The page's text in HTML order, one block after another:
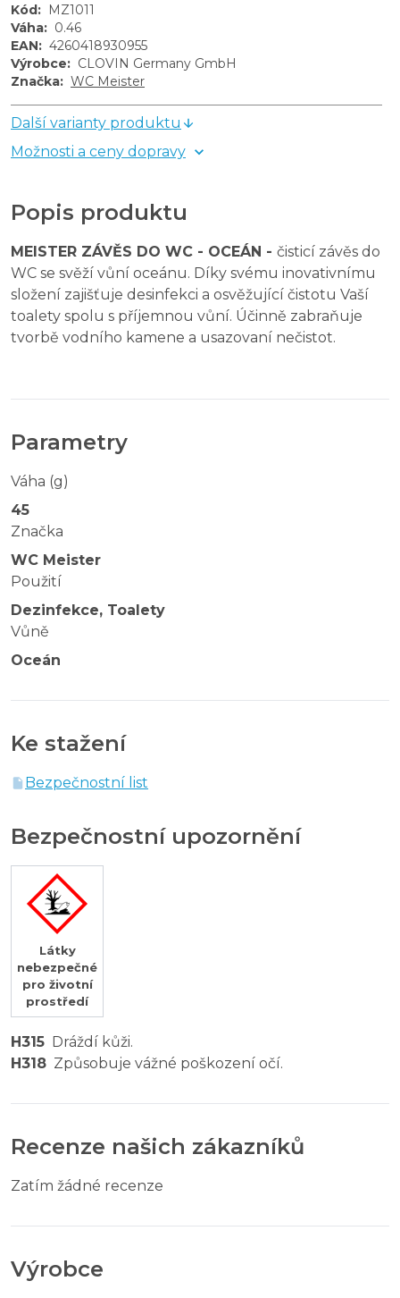
Kód: MZ1011
Váha: 0.46
EAN: 4260418930955
Výrobce: CLOVIN Germany GmbH
Značka: WC Meister
Další varianty produktu
Možnosti a ceny dopravy
Popis produktu
MEISTER ZÁVĚS DO WC - OCEÁN - čisticí závěs do
WC se svěží vůní oceánu. Díky svému inovativnímu
složení zajišťuje desinfekci a osvěžující čistotu Vaší
toalety spolu s příjemnou vůní. Účinně zabraňuje
tvorbě vodního kamene a usazovaní nečistot.
Parametry
Váha (g)
45
Značka
WC Meister
Použití
Dezinfekce, Toalety
Vůně
Oceán
Ke stažení
Bezpečnostní list
Bezpečnostní upozornění
Látky
nebezpečné
pro životní
prostředí
H315 Dráždí kůži.
H318 Způsobuje vážné poškození očí.
Recenze našich zákazníků
Zatím žádné recenze
Výrobce